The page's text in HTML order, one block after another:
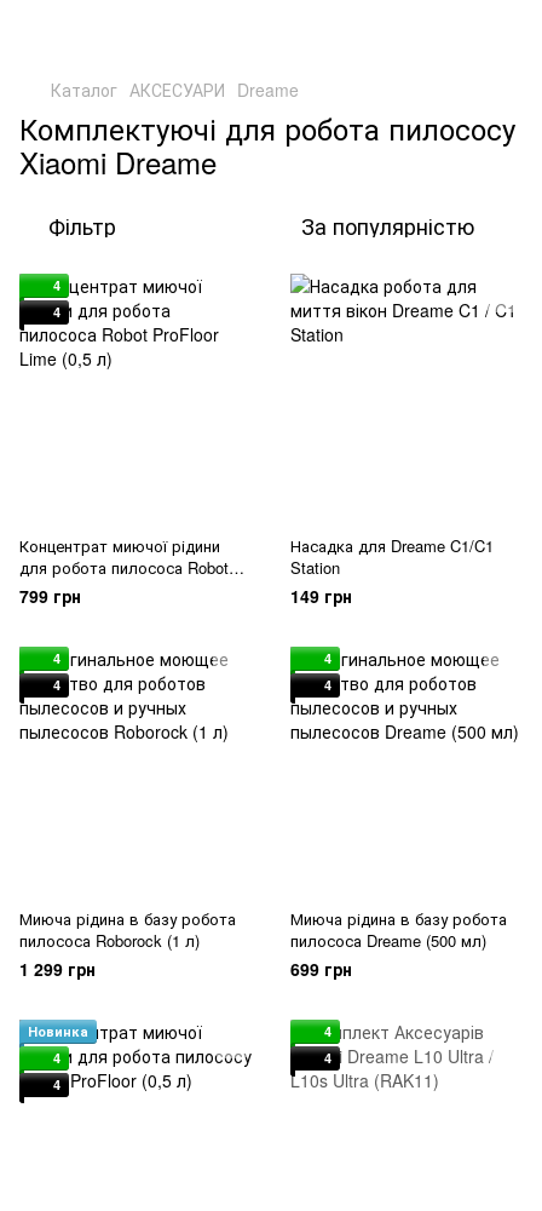
Каталог АКСЕСУАРИ Dreame
Комплектуючі для робота пилососу
Xiaomi Dreame
Фільтр За популярністю
4
4
Концентрат миючої рідини
для робота пилососа Robot
ProFloor Lime (0,5 л)
799 грн
Насадка для Dreame C1/C1
Station
149 грн
4
4
Миюча рідина в базу робота
пилососа Roborock (1 л)
1 299 грн
4
4
Миюча рідина в базу робота
пилососа Dreame (500 мл)
699 грн
Новинка
4
4
4
4